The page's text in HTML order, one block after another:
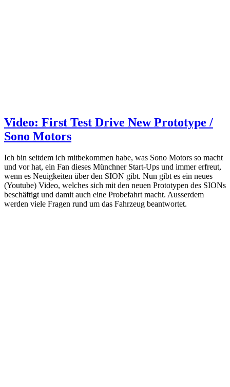
Video: First Test Drive New Prototype /
Sono Motors
Ich bin seitdem ich mitbekommen habe, was Sono Motors so macht
und vor hat, ein Fan dieses Münchner Start-Ups und immer erfreut,
wenn es Neuigkeiten über den SION gibt. Nun gibt es ein neues
(Youtube) Video, welches sich mit den neuen Prototypen des SIONs
beschäftigt und damit auch eine Probefahrt macht. Ausserdem
werden viele Fragen rund um das Fahrzeug beantwortet.